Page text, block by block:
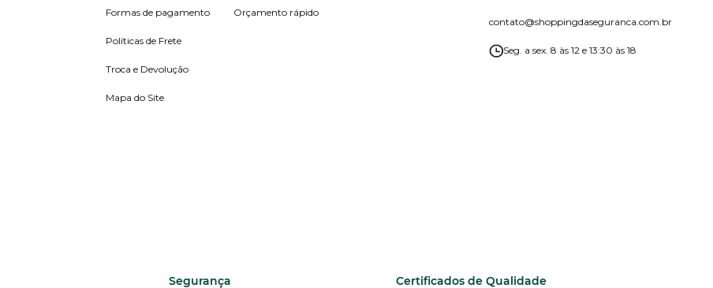
Formas de pagamento
Políticas de Frete
Troca e Devolução
Mapa do Site
Orçamento rápido
contato@shoppingdaseguranca.com.br
Seg. a sex. 8 às 12 e 13:30 às 18
Segurança Certificados de Qualidade